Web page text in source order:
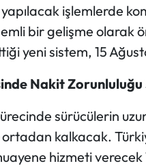
işlemlerde
bir gelişme olarak
yeni sistem, 15
Nakit Zorunluluğu
sürücülerin
kalkacak.
hizmeti